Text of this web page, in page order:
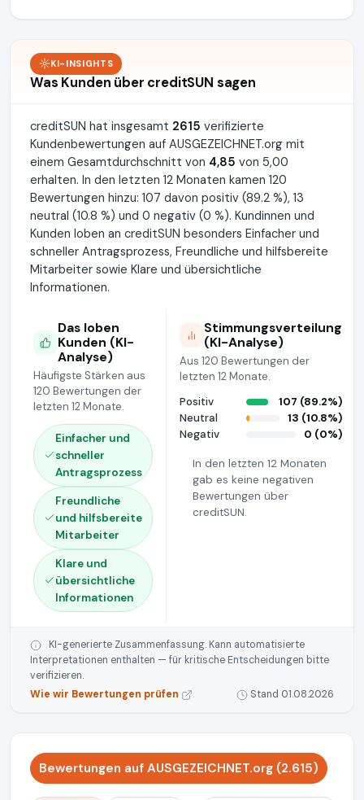
KI-INSIGHTS
Was Kunden über creditSUN sagen
creditSUN hat insgesamt 2615 verifizierte
Kundenbewertungen auf AUSGEZEICHNET.org mit
einem Gesamtdurchschnitt von 4,85 von 5,00
erhalten. In den letzten 12 Monaten kamen 120
Bewertungen hinzu: 107 davon positiv (89.2 %), 13
neutral (10.8 %) und 0 negativ (0 %). Kundinnen und
Kunden loben an creditSUN besonders Einfacher und
schneller Antragsprozess, Freundliche und hilfsbereite
Mitarbeiter sowie Klare und übersichtliche
Informationen.
Das loben
Kunden (KI-
Analyse)
Häufigste Stärken aus
120 Bewertungen der
letzten 12 Monate.
Einfacher und
schneller
Antragsprozess
Freundliche
und hilfsbereite
Mitarbeiter
Klare und
übersichtliche
Informationen
Stimmungsverteilung
(KI-Analyse)
Aus 120 Bewertungen der
letzten 12 Monate.
Positiv
107 (89.2%)
Neutral
13 (10.8%)
Negativ
0 (0%)
In den letzten 12 Monaten
gab es keine negativen
Bewertungen über
creditSUN.
KI-generierte Zusammenfassung. Kann automatisierte
Interpretationen enthalten — für kritische Entscheidungen bitte
verifizieren.
Wie wir Bewertungen prüfen
Stand 01.08.2026
Bewertungen auf AUSGEZEICHNET.org (2.615)